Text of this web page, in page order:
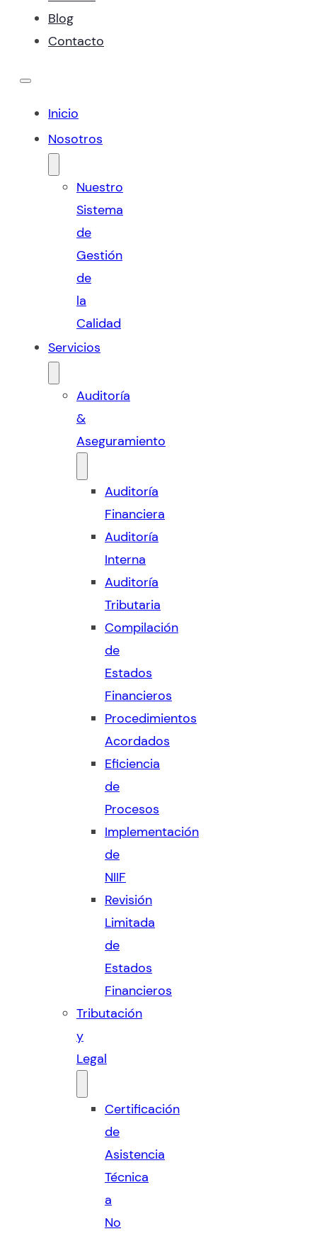
Blog
Contacto
Inicio
Nosotros
Nuestro
Sistema
de
Gestión
de
la
Calidad
Servicios
Auditoría
&
Aseguramiento
Auditoría
Financiera
Auditoría
Interna
Auditoría
Tributaria
Compilación
de
Estados
Financieros
Procedimientos
Acordados
Eficiencia
de
Procesos
Implementación
de
NIIF
Revisión
Limitada
de
Estados
Financieros
Tributación
y
Legal
Certificación
de
Asistencia
Técnica
a
No